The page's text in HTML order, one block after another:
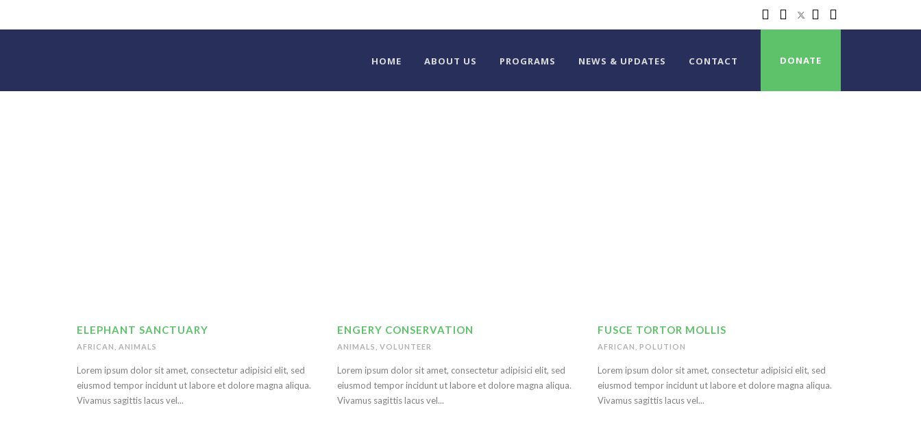
HOME ABOUT US PROGRAMS NEWS & UPDATES CONTACT DONATE
ELEPHANT SANCTUARY
AFRICAN ANIMALS
Lorem ipsum dolor sit amet, consectetur adipisici elit, sed
eiusmod tempor incidunt ut labore et dolore magna aliqua.
Vivamus sagittis lacus vel...
ENGERY CONSERVATION
ANIMALS VOLUNTEER
Lorem ipsum dolor sit amet, consectetur adipisici elit, sed
eiusmod tempor incidunt ut labore et dolore magna aliqua.
Vivamus sagittis lacus vel...
FUSCE TORTOR MOLLIS
AFRICAN POLUTION
Lorem ipsum dolor sit amet, consectetur adipisici elit, sed
eiusmod tempor incidunt ut labore et dolore magna aliqua.
Vivamus sagittis lacus vel...